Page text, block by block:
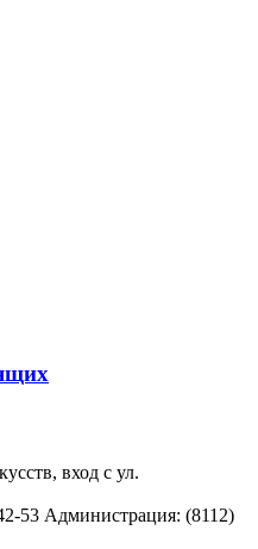
вход с ул.
53 Администрация: (8112)